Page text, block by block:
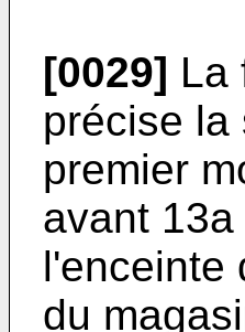
[0029] La
précise la
premier
avant
l'enceinte
du